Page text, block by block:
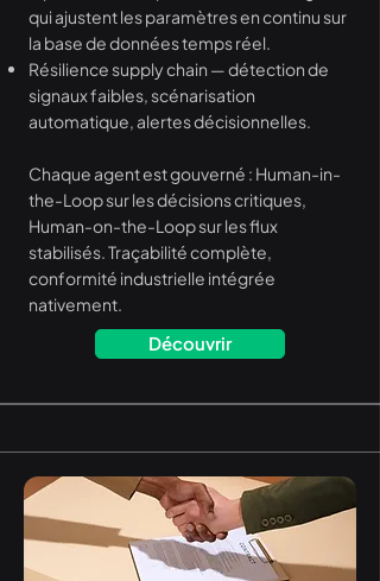
qui ajustent les paramètres en continu sur
la base de données temps réel.
Résilience supply chain — détection de
signaux faibles, scénarisation
automatique, alertes décisionnelles.
Chaque agent est gouverné : Human-in-
the-Loop sur les décisions critiques,
Human-on-the-Loop sur les flux
stabilisés. Traçabilité complète,
conformité industrielle intégrée
nativement.
Découvrir